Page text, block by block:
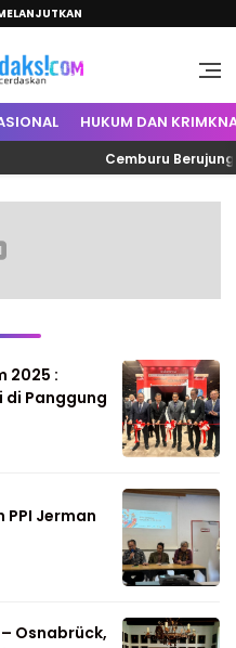
HUKUM DAN
Cemburu Berujung
2025 :
di Panggung
PPI Jerman
Osnabrück,